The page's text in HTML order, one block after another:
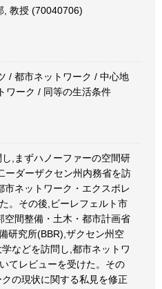
, 教授 (70040706)
/ 都市ネットワーク / 中心地
ワーク / 同等の生活条件
,まずハノーファーの空間研
ーダーザクセン州内務省を訪
市ネットワーク・エクスポレ
。その後,ビーレフェルト市
空間整備・土木・都市計画省
研究所(BBR),ザクセン州空
などを訪問し,都市ネットワ
てレビューを受けた。その
の現状に関する私見を修正